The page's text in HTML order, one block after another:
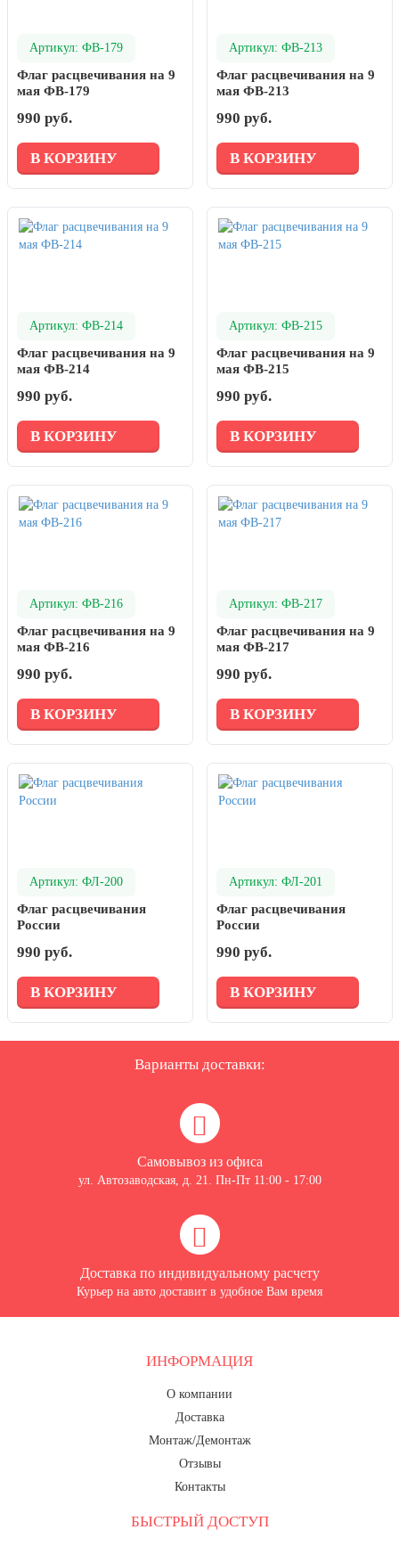
Артикул: ФВ-179
Флаг расцвечивания на 9
мая ФВ-179
990 руб.
В КОРЗИНУ
Артикул: ФВ-213
Флаг расцвечивания на 9
мая ФВ-213
990 руб.
В КОРЗИНУ
Артикул: ФВ-214
Флаг расцвечивания на 9
мая ФВ-214
990 руб.
В КОРЗИНУ
Артикул: ФВ-215
Флаг расцвечивания на 9
мая ФВ-215
990 руб.
В КОРЗИНУ
Артикул: ФВ-216
Флаг расцвечивания на 9
мая ФВ-216
990 руб.
В КОРЗИНУ
Артикул: ФВ-217
Флаг расцвечивания на 9
мая ФВ-217
990 руб.
В КОРЗИНУ
Артикул: ФЛ-200
Флаг расцвечивания
России
990 руб.
В КОРЗИНУ
Артикул: ФЛ-201
Флаг расцвечивания
России
990 руб.
В КОРЗИНУ
Варианты доставки:
Самовывоз из офиса
ул. Автозаводская, д. 21. Пн-Пт 11:00 - 17:00
Доставка по индивидуальному расчету
Курьер на авто доставит в удобное Вам время
ИНФОРМАЦИЯ
О компании
Доставка
Монтаж/Демонтаж
Отзывы
Контакты
БЫСТРЫЙ ДОСТУП